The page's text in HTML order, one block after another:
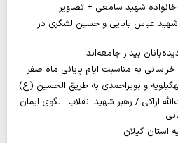
خانواده شهید سامعی + تصاویر
عباس بابایی و حسین لشگری در
بیدار جامعه‌اند
به مناسبت ایام پایانی ماه صفر
اراکی / رهبر شهید انقلاب؛ الگوی ایمان
استان گیلان